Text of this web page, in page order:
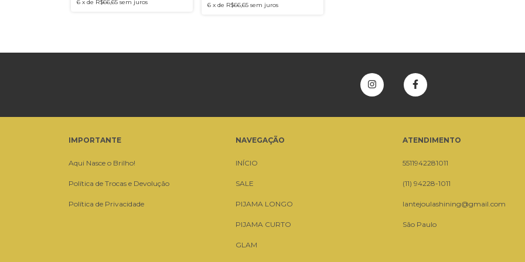
6 x de R$66,65 sem juros 6 xde R$66,65 sem juros
IMPORTANTE
Aqui Nasce o Brilho!
Política de Trocas e Devolução
Política de Privacidade
NAVEGAÇÃO
INÍCIO
SALE
PIJAMA LONGO
PIJAMA CURTO
GLAM
ATENDIMENTO
5511942281011
(11) 94228-1011
lantejoulashining@gmail.com
São Paulo